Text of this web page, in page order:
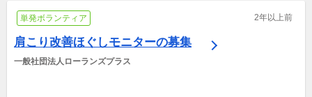
単発ボランティア 2年以上前
肩こり改善ほぐしモニターの募集
一般社団法人ローランズプラス